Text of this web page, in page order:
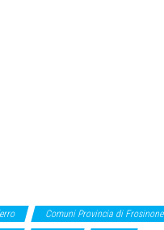
Comuni Provincia di Frosinone